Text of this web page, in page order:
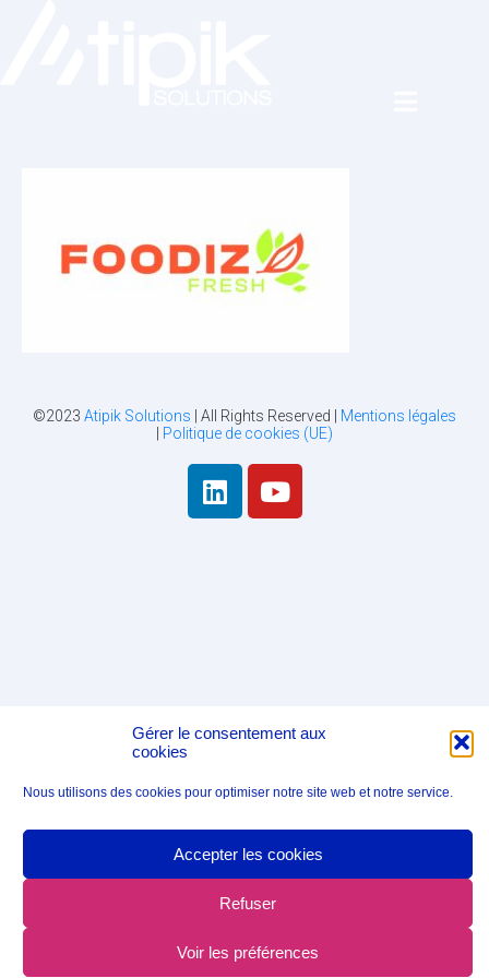
Gérer le consentement aux
cookies
Nous utilisons des cookies pour optimiser notre site web et notre service.
Accepter les cookies
Refuser
Voir les préférences
©2023 Atipik Solutions | All Rights Reserved | Mentions légales
Politique de cookies (UE)